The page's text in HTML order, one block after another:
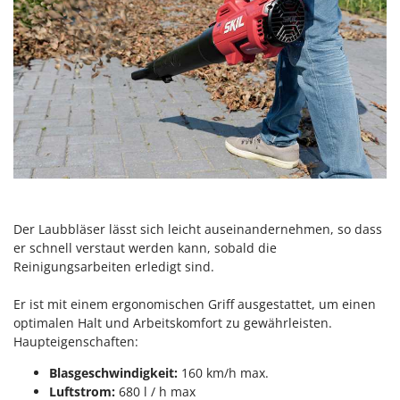
P
Palettengabeln für Traktoren
Pelletpressen
Pflüge für Traktor
Planierschilder für Traktoren
Plasmaschneider
Poolroboter
R
Rasenmäher
Rasensodenschneider
Rasentraktoren Aufsitzmäher
Rasentrimmer - Kantenschneider
Rasentrimmer - Motorsensen - Freischneider
Forest Master
Francini
G
G3 Ferrari
Gardena
Garofalo
GeoTech
Gierre
Ginko - MGM
Girmi
Goodyear
Gre
Der Laubbläser lässt sich leicht auseinandernehmen, so dass
er schnell verstaut werden kann, sobald die
Reinigungsarbeiten erledigt sind.
Er ist mit einem ergonomischen Griff ausgestattet, um einen
optimalen Halt und Arbeitskomfort zu gewährleisten.
Haupteigenschaften:
Blasgeschwindigkeit: 160 km/h max.
Luftstrom: 680 l / h max